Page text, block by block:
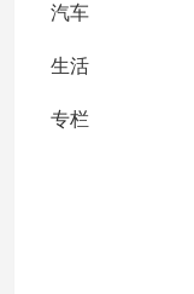
汽车
生活
专栏